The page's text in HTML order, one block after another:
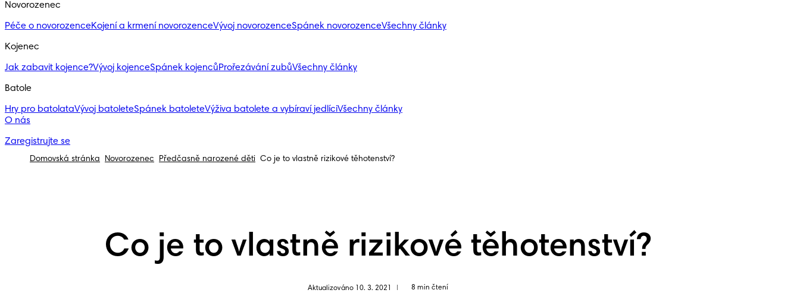
Novorozenec
Péče o novorozenceKojení a krmení novorozenceVývoj novorozenceSpánek novorozenceVšechny články
Kojenec
Jak zabavit kojence?Vývoj kojenceSpánek kojencůProřezávání zubůVšechny články
Batole
Hry pro batolataVývoj batoleteSpánek batoleteVýživa batolete a vybíraví jedlíciVšechny články
O nás
Zaregistrujte se
Domovská stránka Novorozenec Předčasně narozené děti Co je to vlastně rizikové těhotenství?
Co je to vlastně rizikové těhotenství?
Aktualizováno 10. 3. 2021 8 min čtení